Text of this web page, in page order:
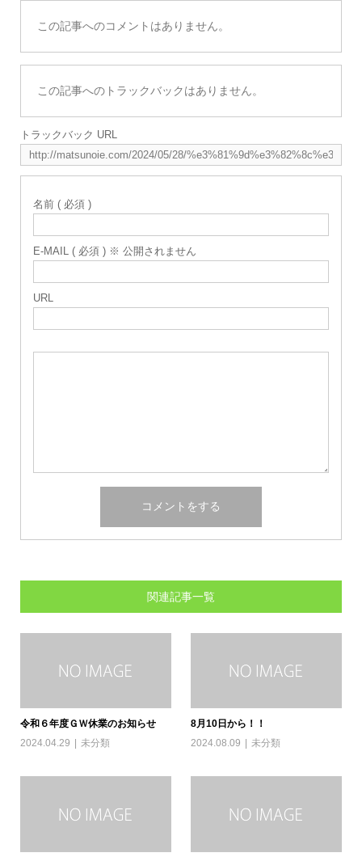
この記事へのコメントはありません。
この記事へのトラックバックはありません。
トラックバック URL
名前 ( 必須 )
E-MAIL ( 必須 ) ※ 公開されません
URL
関連記事一覧
令和６年度ＧＷ休業のお知らせ
2024.04.29
未分類
8月10日から！！
2024.08.09
未分類